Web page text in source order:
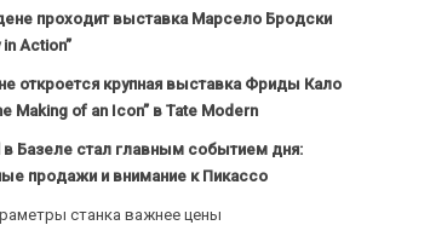
проходит выставка Марсело Бродски
Action”
откроется крупная выставка Фриды Кало
Making of an Icon” в Tate Modern
в Базеле стал главным событием дня:
продажи и внимание к Пикассо
станка важнее цены